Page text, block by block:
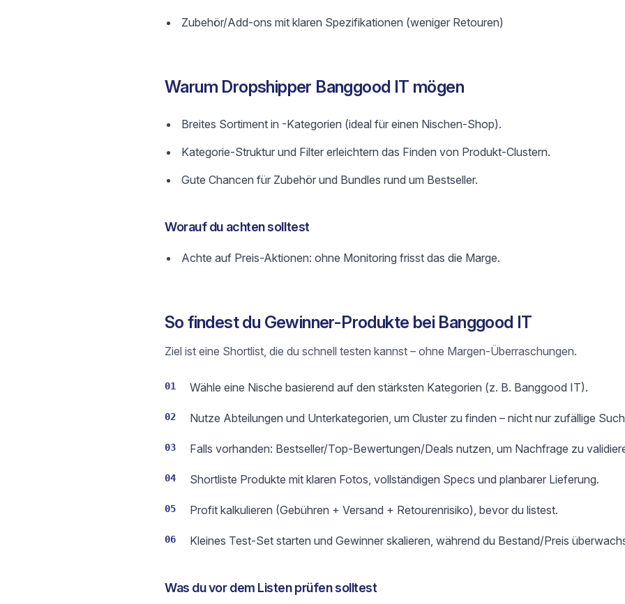
Zubehör/Add-ons mit klaren Spezifikationen (weniger Retouren)
Warum Dropshipper Banggood IT mögen
Breites Sortiment in -Kategorien (ideal für einen Nischen-Shop).
Kategorie-Struktur und Filter erleichtern das Finden von Produkt-Clustern.
Gute Chancen für Zubehör und Bundles rund um Bestseller.
Worauf du achten solltest
Achte auf Preis-Aktionen: ohne Monitoring frisst das die Marge.
So findest du Gewinner-Produkte bei Banggood IT
Ziel ist eine Shortlist, die du schnell testen kannst – ohne Margen-Überraschungen.
01 Wähle eine Nische basierend auf den stärksten Kategorien (z. B. Banggood IT).
02 Nutze Abteilungen und Unterkategorien, um Cluster zu finden – nicht nur zufällige
03 Falls vorhanden: Bestseller/Top-Bewertungen/Deals nutzen, um Nachfrage zu
04 Shortliste Produkte mit klaren Fotos, vollständigen Specs und planbarer Lieferung.
05 Profit kalkulieren (Gebühren + Versand + Retourenrisiko), bevor du listest.
06 Kleines Test-Set starten und Gewinner skalieren, während du Bestand/Preis
Was du vor dem Listen prüfen solltest